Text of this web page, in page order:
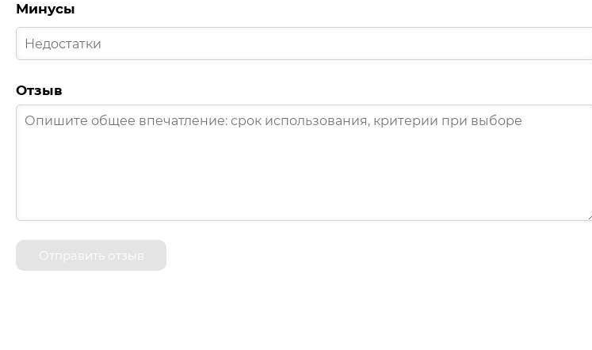
Минусы
Отзыв
Отправить отзыв